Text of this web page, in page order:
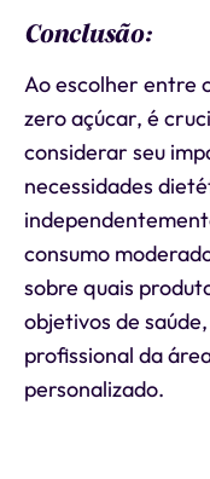
Conclusão:
Ao escolher entre
zero açúcar, é
considerar seu
necessidades
consumo
sobre quais
objetivos de
profissional da
personalizado.